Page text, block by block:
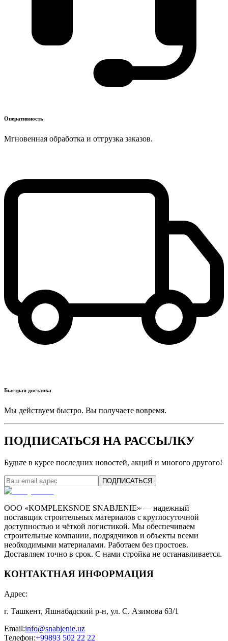
Оперативность
Мгновенная обработка и отгрузка заказов.
Быстрая доставка
Мы действуем быстро. Вы получаете вовремя.
ПОДПИСАТЬСЯ НА РАССЫЛКУ
Будьте в курсе последних новостей, акций и многого другого!
ПОДПИСАТЬСЯ
ООО «KOMPLEKSNOE SNABJENIE» — надежный
поставщик строительных материалов с круглосуточной
доступностью и чёткой логистикой. Мы обеспечиваем
строительные компании, подрядчиков и объекты всеми
необходимыми материалами. Работаем без простоев.
Доставляем точно в срок. С нами стройка не останавливается.
КОНТАКТНАЯ ИНФОРМАЦИЯ
Адрес:
г. Ташкент, Яшнабадский р-н, ул. С. Азимова 63/1
Email:info@snabjenie.uz
Телефон:+99893 502 22 22